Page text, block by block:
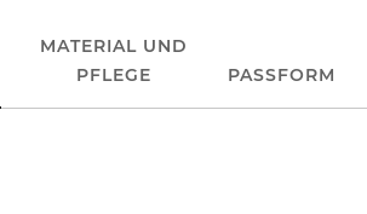
MATERIAL UND
PFLEGE
PASSFORM